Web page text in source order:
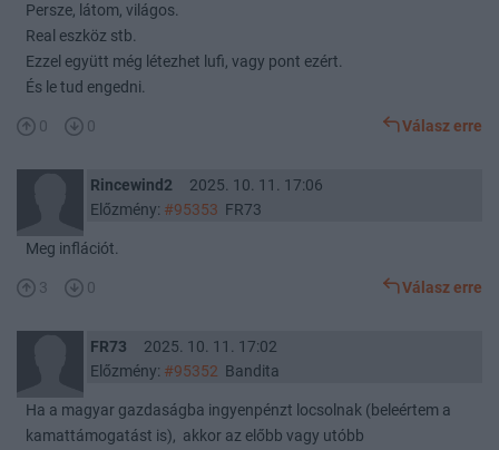
Persze, látom, világos.
Real eszköz stb.
Ezzel együtt még létezhet lufi, vagy pont ezért.
És le tud engedni.
0 0 Válasz erre
Rincewind2
2025. 10. 11. 17:06
Előzmény: #95353 FR73
Meg inflációt.
3 0 Válasz erre
FR73
2025. 10. 11. 17:02
Előzmény: #95352 Bandita
Ha a magyar gazdaságba ingyenpénzt locsolnak (beleértem a
kamattámogatást is), akkor az előbb vagy utóbb